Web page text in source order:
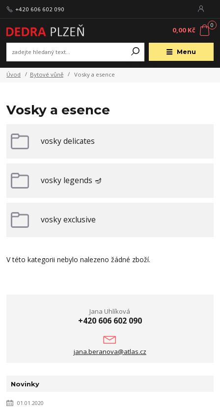
Menu
+420 606 602 090
0
0,00 Kč
Úvod Bytové vůně Vosky a esence
Vosky a esence
vosky delicates
vosky legends 🪔
vosky exclusive
V této kategorii nebylo nalezeno žádné zboží.
Jana Uhlíková
+420 606 602 090
jana.beranova@atlas.cz
Novinky
01.01.2020